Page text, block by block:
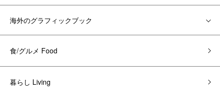
海外のグラフィックブック
食/グルメ Food
暮らし Living